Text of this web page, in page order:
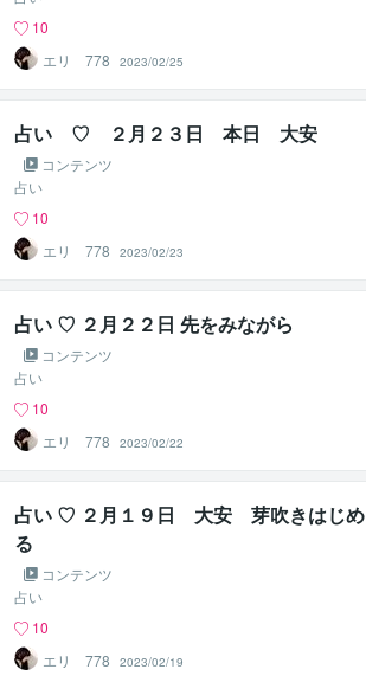
10
エリ 778
2023/02/25
占い ♡ ２月２３日 本日 大安
コンテンツ
占い
10
エリ 778
2023/02/23
占い ♡ ２月２２日 先をみながら
コンテンツ
占い
10
エリ 778
2023/02/22
占い ♡ ２月１９日 大安 芽吹きはじめ
る
コンテンツ
占い
10
エリ 778
2023/02/19